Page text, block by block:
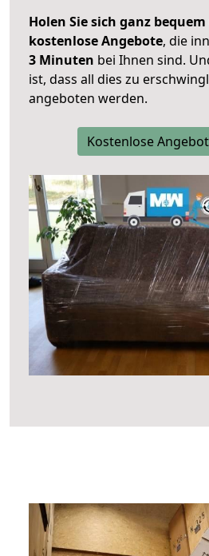
Holen Sie sich ganz
kostenlose Angebote, die
3 Minuten bei Ihnen sind.
ist, dass all dies zu
angeboten werden.
Kostenlose